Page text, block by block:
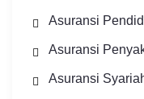
Asuransi
Asuransi
Asuransi